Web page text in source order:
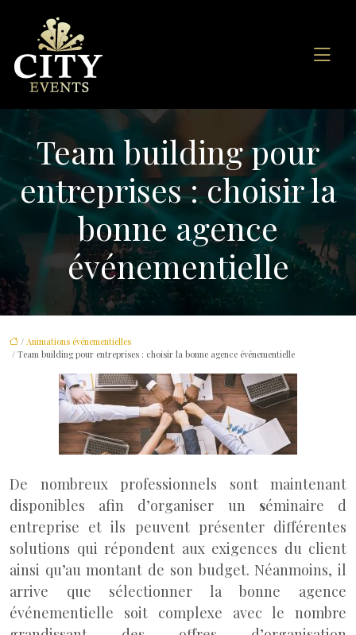
Team building pour
entreprises : choisir la
bonne agence
événementielle
/ Animations événementielles
/ Team building pour entreprises : choisir la bonne agence événementielle
De nombreux professionnels sont maintenant
disponibles afin d’organiser un séminaire d
entreprise et ils peuvent présenter différentes
solutions qui répondent aux exigences du client
ainsi qu’au montant de son budget. Néanmoins, il
arrive que sélectionner la bonne agence
événementielle soit complexe avec le nombre